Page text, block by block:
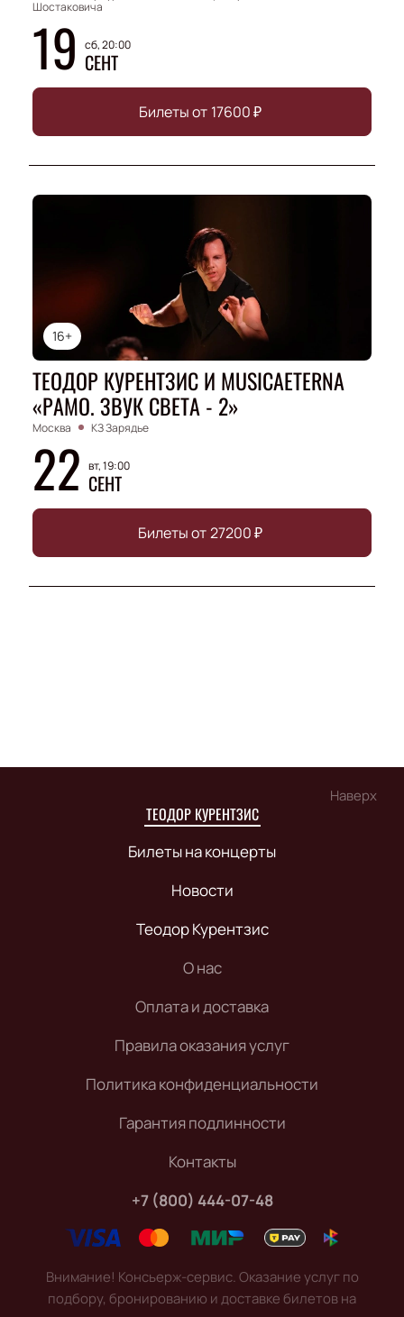
Шостаковича
19 сб, 20:00
СЕНТ
Билеты от 17600₽
16+
ТЕОДОР КУРЕНТЗИС И MUSICAETERNA
«РАМО. ЗВУК СВЕТА - 2»
Москва КЗ Зарядье
22 вт, 19:00
СЕНТ
Билеты от27200₽
Наверх
ТЕОДОР КУРЕНТЗИС
Билеты на концерты
Новости
Теодор Курентзис
О нас
Оплата и доставка
Правила оказания услуг
Политика конфиденциальности
Гарантия подлинности
Контакты
+7 (800) 444-07-48
Внимание! Консьерж-сервис. Оказание услуг по
подбору, бронированию и доставке билетов на